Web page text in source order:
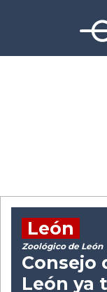
León
Zoológico de León
Consejo
León ya